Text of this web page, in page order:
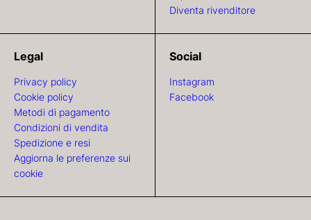
Diventa rivenditore
Legal
Privacy policy
Cookie policy
Metodi di pagamento
Condizioni di vendita
Spedizione e resi
Aggiorna le preferenze sui
cookie
Social
Instagram
Facebook